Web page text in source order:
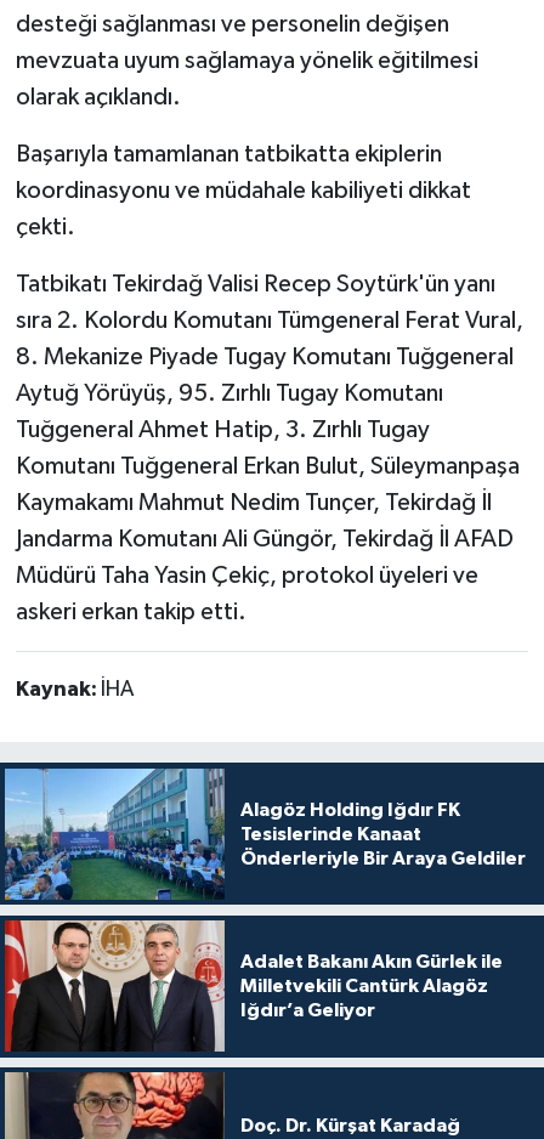
desteği sağlanması ve personelin değişen
mevzuata uyum sağlamaya yönelik eğitilmesi
olarak açıklandı.
Başarıyla tamamlanan tatbikatta ekiplerin
koordinasyonu ve müdahale kabiliyeti dikkat
çekti.
Tatbikatı Tekirdağ Valisi Recep Soytürk'ün yanı
sıra 2. Kolordu Komutanı Tümgeneral Ferat Vural,
8. Mekanize Piyade Tugay Komutanı Tuğgeneral
Aytuğ Yörüyüş, 95. Zırhlı Tugay Komutanı
Tuğgeneral Ahmet Hatip, 3. Zırhlı Tugay
Komutanı Tuğgeneral Erkan Bulut, Süleymanpaşa
Kaymakamı Mahmut Nedim Tunçer, Tekirdağ İl
Jandarma Komutanı Ali Güngör, Tekirdağ İl AFAD
Müdürü Taha Yasin Çekiç, protokol üyeleri ve
askeri erkan takip etti.
Kaynak: İHA
Alagöz Holding Iğdır FK
Tesislerinde Kanaat
Önderleriyle Bir Araya Geldiler
Adalet Bakanı Akın Gürlek ile
Milletvekili Cantürk Alagöz
Iğdır’a Geliyor
Doç. Dr. Kürşat Karadağ